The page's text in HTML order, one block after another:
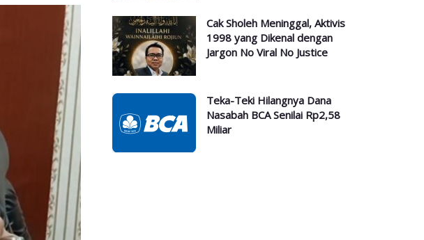
Cak Sholeh Meninggal, Aktivis
1998 yang Dikenal dengan
Jargon No Viral No Justice
Teka-Teki Hilangnya Dana
Nasabah BCA Senilai Rp2,58
Miliar